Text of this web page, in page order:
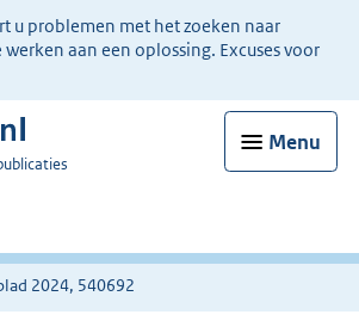
u problemen met het zoeken naar
aan een oplossing. Excuses voor
Menu
2024, 540692